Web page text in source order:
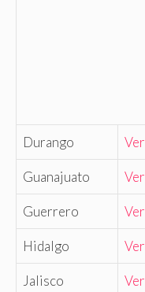
Durango Ver
Guanajuato Ver
Guerrero Ver
Hidalgo Ver
Jalisco Ver